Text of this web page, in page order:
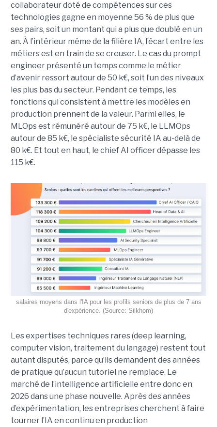
collaborateur doté de compétences sur ces
technologies gagne en moyenne 56 % de plus que
ses pairs, soit un montant qui a plus que doublé en un
an. À l’intérieur même de la filière IA, l’écart entre les
métiers est en train de se creuser. Le cas du prompt
engineer présenté un temps comme le métier
d’avenir ressort autour de 50 k€, soit l’un des niveaux
les plus bas du secteur. Pendant ce temps, les
fonctions qui consistent à mettre les modèles en
production prennent de la valeur. Parmi elles, le
MLOps est rémunéré autour de 75 k€, le LLMOps
autour de 85 k€, le spécialiste sécurité IA au-delà de
80 k€. Et tout en haut, le chief AI officer dépasse les
115 k€.
salaires moyens dans l'IA pour les profils seniors de plus de 7 ans
d'expérience. (Source: Silkhom)
Les expertises techniques rares (deep learning,
computer vision, traitement du langage) restent tout
autant disputés, parce qu’ils demandent des années
de pratique qu’aucun tutoriel ne remplace. Le
marché de l’intelligence artificielle entre donc en
2026 dans une phase nouvelle. Après des années
d’expérimentation, les entreprises cherchent à faire
tourner l’IA en continu en production